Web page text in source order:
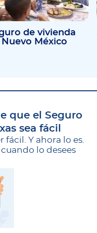
de vivienda
México
que el Seguro
sea fácil
Y ahora lo es.
lo desees